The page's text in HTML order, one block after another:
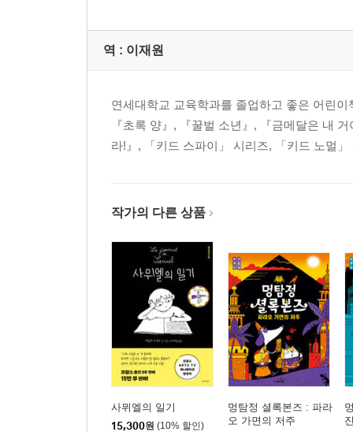
역 : 이재원
연세대학교 교육학과를 졸업하고 좋은 어린
『초록 양』, 『꿀벌 소년』, 『금메달은 내
라!』, 「키드 스파이」 시리즈, 「키드 노멀
작가의 다른 상품
사뮈엘의 일기
15,300원 (10% 할인)
멍탐정 셜록본즈 : 파라
오 가면의 저주